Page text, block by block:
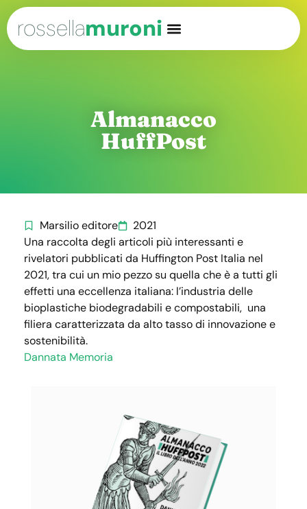
rossellamuroni
Almanacco
HuffPost
Marsilio editore
2021
Una raccolta degli articoli più interessanti e
rivelatori pubblicati da Huffington Post Italia nel
2021, tra cui un mio pezzo su quella che è a tutti gli
effetti una eccellenza italiana: l’industria delle
bioplastiche biodegradabili e compostabili, una
filiera caratterizzata da alto tasso di innovazione e
sostenibilità.
Dannata Memoria